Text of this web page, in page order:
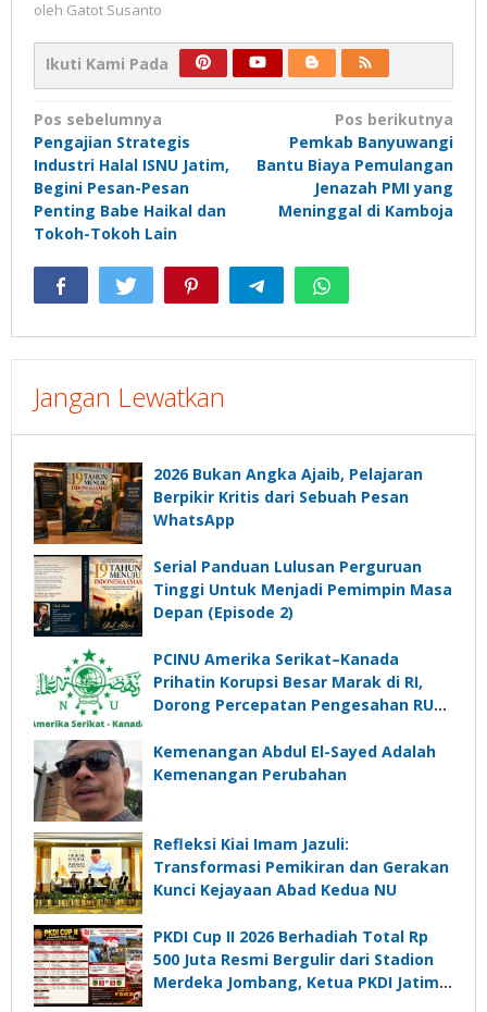
oleh Gatot Susanto
Ikuti Kami Pada
Navigasi
pos
Pos sebelumnya
Pengajian Strategis
Industri Halal ISNU Jatim,
Begini Pesan-Pesan
Penting Babe Haikal dan
Tokoh-Tokoh Lain
Pos berikutnya
Pemkab Banyuwangi
Bantu Biaya Pemulangan
Jenazah PMI yang
Meninggal di Kamboja
Jangan Lewatkan
2026 Bukan Angka Ajaib, Pelajaran
Berpikir Kritis dari Sebuah Pesan
WhatsApp
Serial Panduan Lulusan Perguruan
Tinggi Untuk Menjadi Pemimpin Masa
Depan (Episode 2)
PCINU Amerika Serikat–Kanada
Prihatin Korupsi Besar Marak di RI,
Dorong Percepatan Pengesahan RUU
Kemenangan Abdul El-Sayed Adalah
Kemenangan Perubahan
Refleksi Kiai Imam Jazuli:
Transformasi Pemikiran dan Gerakan
Kunci Kejayaan Abad Kedua NU
PKDI Cup II 2026 Berhadiah Total Rp
500 Juta Resmi Bergulir dari Stadion
Merdeka Jombang, Ketua PKDI Jatim: